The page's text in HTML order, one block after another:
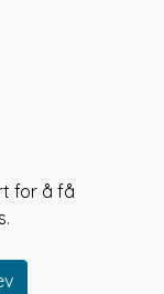
for å få